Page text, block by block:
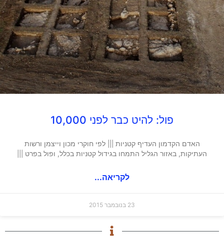
פול: להיט כבר לפני 10,000
האדם הקדמון העדיף קטניות ||| לפי חוקרי מכון וייצמן ורשות
העתיקות, באזור הגליל התמחו בגידול קטניות בכלל, ופול בפרט |||
לקריאה...
23 בנובמבר 2015